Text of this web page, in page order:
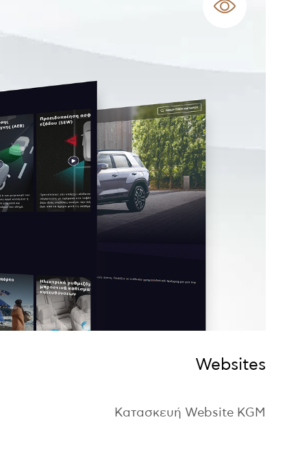
Websites
Κατασκευή Website KGM